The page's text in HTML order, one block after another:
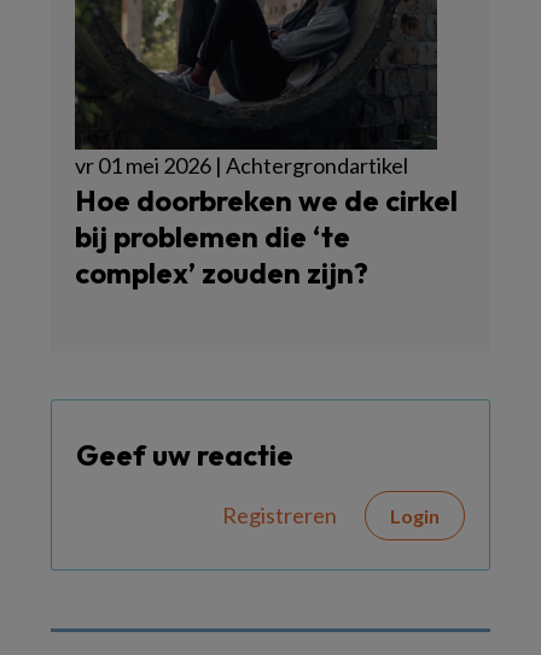
vr 01 mei 2026 | Achtergrondartikel
Hoe doorbreken we de cirkel
bij problemen die ‘te
complex’ zouden zijn?
Geef uw reactie
Registreren Login